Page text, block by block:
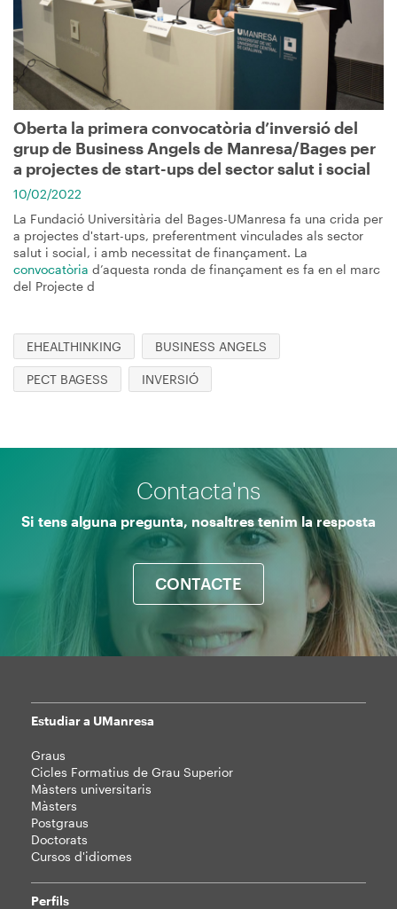
Oberta la primera convocatòria d’inversió del
grup de Business Angels de Manresa/Bages per
a projectes de start-ups del sector salut i social
10/02/2022
La Fundació Universitària del Bages-UManresa fa una crida per
a projectes d'start-ups, preferentment vinculades als sector
salut i social, i amb necessitat de finançament. La
convocatòria d’aquesta ronda de finançament es fa en el marc
del Projecte d
EHEALTHINKING BUSINESS ANGELS
PECT BAGESS INVERSIÓ
Contacta'ns
Si tens alguna pregunta, nosaltres tenim la resposta
CONTACTE
Mapa
web
Estudiar a UManresa
Graus
Cicles Formatius de Grau Superior
Màsters universitaris
Màsters
Postgraus
Doctorats
Cursos d'idiomes
Perfils